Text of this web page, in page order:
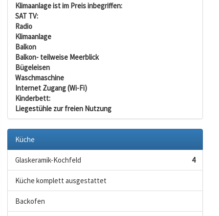
Klimaanlage ist im Preis inbegriffen:
SAT TV:
Radio
Klimaanlage
Balkon
Balkon- teilweise Meerblick
Bügeleisen
Waschmaschine
Internet Zugang (Wi-Fi)
Kinderbett:
Liegestühle zur freien Nutzung
Küche
Glaskeramik-Kochfeld 4
Küche komplett ausgestattet
Backofen